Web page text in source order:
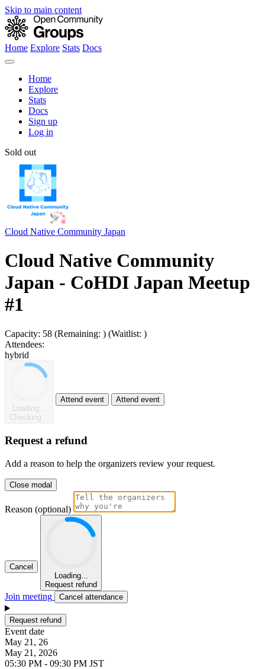
Skip to main content
Home Explore Stats Docs
Home
Explore
Stats
Docs
Sign up
Log in
Sold out
Cloud Native Community Japan
Cloud Native Community
Japan - CoHDI Japan Meetup
#1
Capacity: 58 (Remaining: ) (Waitlist: )
Attendees:
hybrid
Loading...
Checking...
Attend event Attend event
Request a refund
Add a reason to help the organizers review your request.
Close modal
Reason (optional)
Cancel
Loading...
Request refund
Join meeting Cancel attendance
Request refund
Event date
May 21, 26
May 21, 2026
05:30 PM - 09:30 PM JST